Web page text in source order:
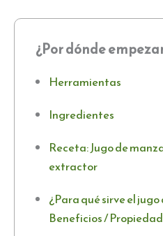
¿Por dónde
Herramientas
Ingredientes
Receta: Jugo de
extractor
¿Para qué sirve el
Beneficios /